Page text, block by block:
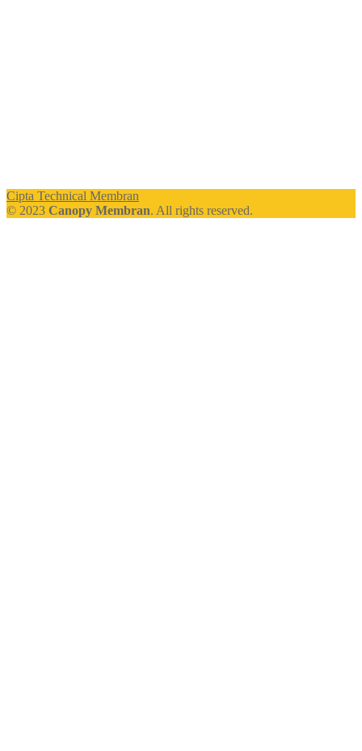
Cipta Technical Membran
© 2023 Canopy Membran. All rights reserved.